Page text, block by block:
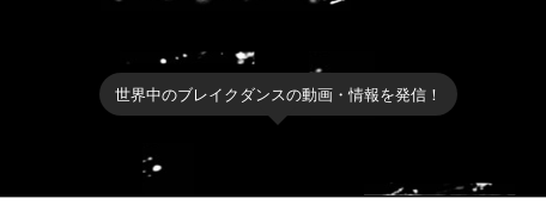
世界中のブレイクダンスの動画・情報を発信！